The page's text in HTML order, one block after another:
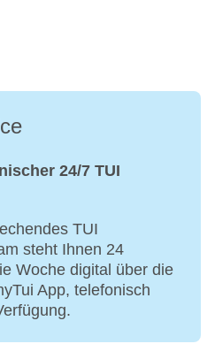
24/7 TUI
TUI
steht Ihnen 24
Woche digital über die
App, telefonisch